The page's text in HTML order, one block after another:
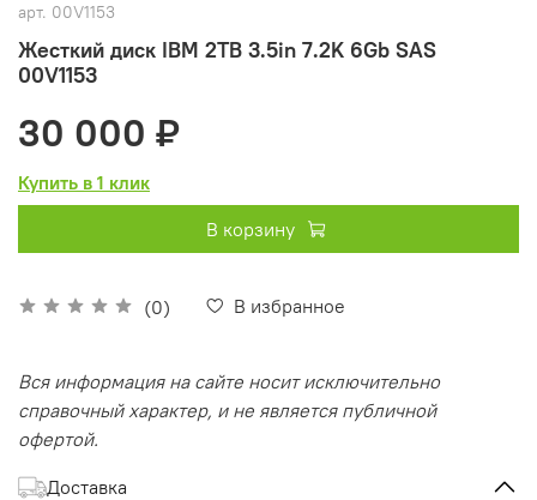
арт. 00V1153
Жесткий диск IBM 2TB 3.5in 7.2K 6Gb SAS
00V1153
(0) В избранное
30 000 ₽
Купить в 1 клик
В корзину
Вся информация на сайте носит исключительно
справочный характер, и не является публичной
офертой.
Доставка